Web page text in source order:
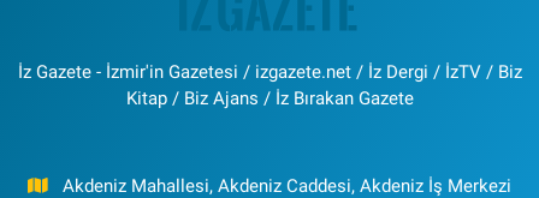
İz Gazete - İzmir'in Gazetesi / izgazete.net / İz Dergi / İzTV / Biz
Kitap / Biz Ajans / İz Bırakan Gazete
Akdeniz Mahallesi, Akdeniz Caddesi, Akdeniz İş Merkezi